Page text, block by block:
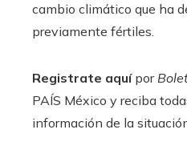
cambio climático que ha
previamente fértiles.
Registrate aquí por
PAÍS México y reciba
información de la